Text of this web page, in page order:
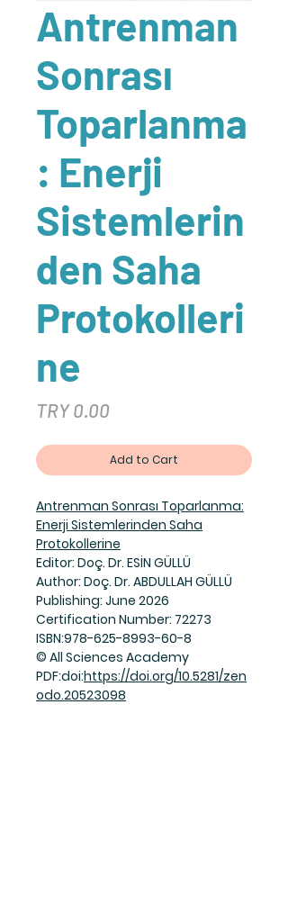
Antrenman
Sonrası
Toparlanma
: Enerji
Sistemlerin
den Saha
Protokolleri
ne
TRY 0.00
Add to Cart
Antrenman Sonrası Toparlanma:
Enerji Sistemlerinden Saha
Protokollerine
Editor: Doç. Dr. ESİN GÜLLÜ
Author: Doç. Dr. ABDULLAH GÜLLÜ
Publishing: June 2026
Certification Number: 72273
ISBN:978-625-8993-60-8
© All Sciences Academy
PDF:doi:https://doi.org/10.5281/zen
odo.20523098